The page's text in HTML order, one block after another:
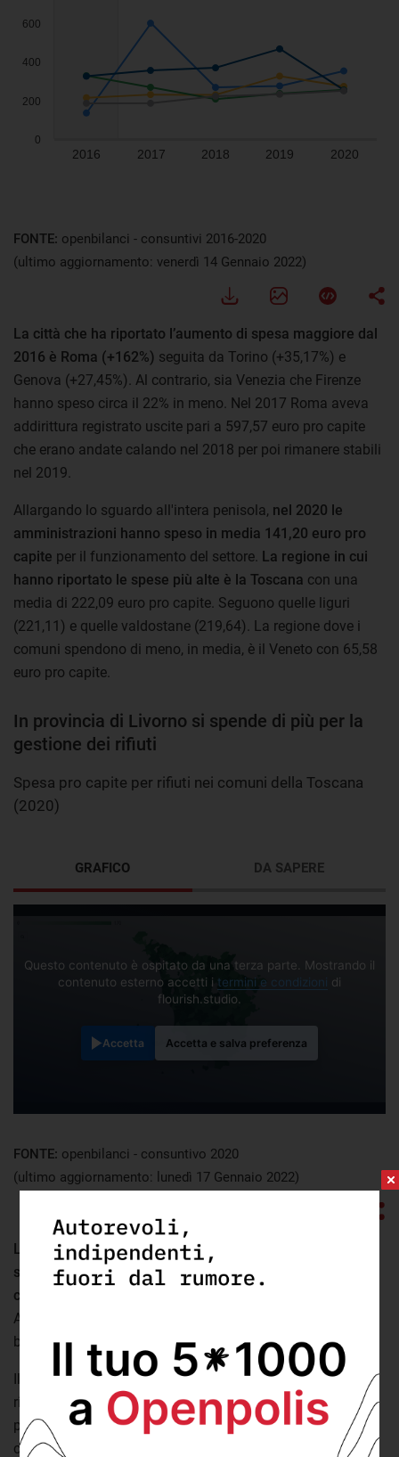
FONTE: openbilanci - consuntivi 2016-2020
(ultimo aggiornamento: venerdì 14 Gennaio 2022)
La città che ha riportato l’aumento di spesa maggiore dal
2016 è Roma (+162%) seguita da Torino (+35,17%) e
Genova (+27,45%). Al contrario, sia Venezia che Firenze
hanno speso circa il 22% in meno. Nel 2017 Roma aveva
addirittura registrato uscite pari a 597,57 euro pro capite
che erano andate calando nel 2018 per poi rimanere stabili
nel 2019.
Allargando lo sguardo all'intera penisola, nel 2020 le
amministrazioni hanno speso in media 141,20 euro pro
capite per il funzionamento del settore. La regione in cui
hanno riportato le spese più alte è la Toscana con una
media di 222,09 euro pro capite. Seguono quelle liguri
(221,11) e quelle valdostane (219,64). La regione dove i
comuni spendono di meno, in media, è il Veneto con 65,58
euro pro capite.
In provincia di Livorno si spende di più per la
gestione dei rifiuti
Spesa pro capite per rifiuti nei comuni della Toscana
(2020)
GRAFICO
Questo contenuto è ospitato da una terza parte. Mostrando il
contenuto esterno accetti i termini e condizioni di
flourish.studio.
Accetta Accetta e salva preferenza
DA SAPERE
FONTE: openbilanci - consuntivo 2020
(ultimo aggiornamento: lunedì 17 Gennaio 2022)
Livorno è la provincia toscana in cui i comuni in media
spendono di più per i rifiuti (390,68 euro pro
capite).
Arezzo e Massa-Carrara invece si segnalano le uscite più
basse rispettivamente a 177,31 euro pro capite e 132,17.
Il comune diCivitella Paganico
in provincia di Grosseto
riporta il valore più alto della regione e di tutta la penisola
per quel che riguarda la spesa dei rifiuti (2031,81 euro pro
capite). Gli altri due comuni che spendono di più sono